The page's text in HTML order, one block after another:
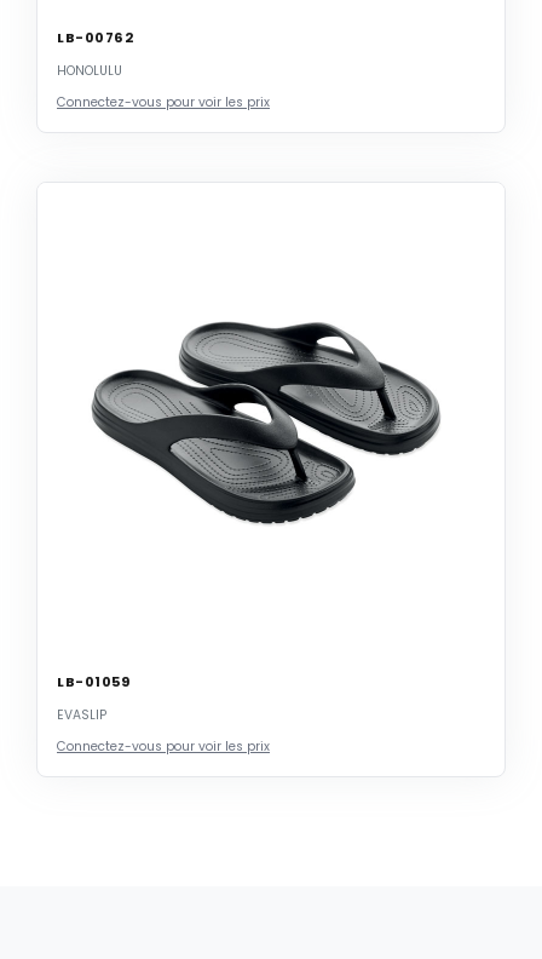
LB-00762
HONOLULU
Connectez-vous pour voir les prix
LB-01059
EVASLIP
Connectez-vous pour voir les prix